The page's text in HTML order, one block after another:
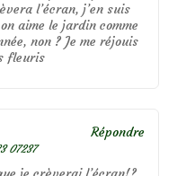
l’écran, j’en suis
aime le jardin comme
non ? Je me réjouis
fleuris
07237
Répondre